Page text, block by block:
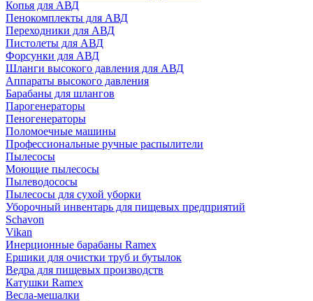
Копья для АВД
Пенокомплекты для АВД
Переходники для АВД
Пистолеты для АВД
Форсунки для АВД
Шланги высокого давления для АВД
Аппараты высокого давления
Барабаны для шлангов
Парогенераторы
Пеногенераторы
Поломоечные машины
Профессиональные ручные распылители
Пылесосы
Моющие пылесосы
Пылеводососы
Пылесосы для сухой уборки
Уборочный инвентарь для пищевых предприятий
Schavon
Vikan
Инерционные барабаны Ramex
Ершики для очистки труб и бутылок
Ведра для пищевых производств
Катушки Ramex
Весла-мешалки